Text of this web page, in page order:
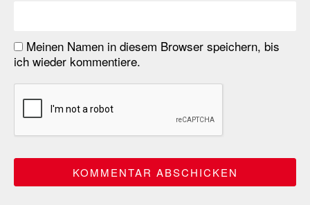
Meinen Namen in diesem Browser speichern, bis
ich wieder kommentiere.